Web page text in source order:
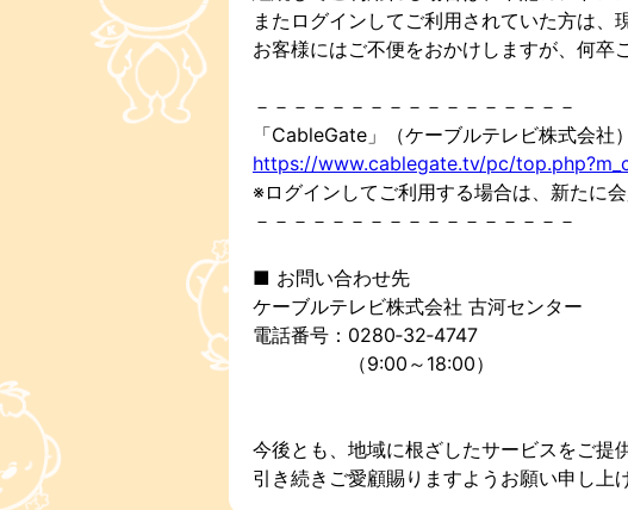
またログインしてご利用されていた方は、
お客様にはご不便をおかけしますが、何卒
－－－－－－－－－－－－－－－－－
「CableGate」（ケーブルテレビ株式会社）
https://www.cablegate.tv/pc/
※ログインしてご利用する場合は、新たに
－－－－－－－－－－－－－－－－－
■ お問い合わせ先
ケーブルテレビ株式会社 古河センター
電話番号：0280‑32‑4747
（9:00～18:00）
今後とも、地域に根ざしたサービスをご提
引き続きご愛顧賜りますようお願い申し上